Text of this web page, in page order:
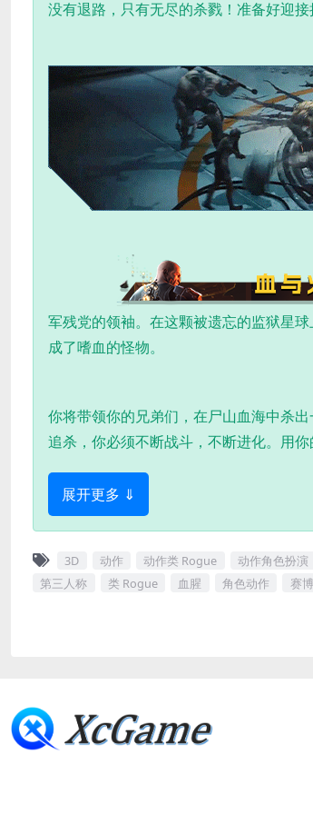
没有退路，只有无尽的杀戮！准备好迎接
军残党的领袖。在这颗被遗忘的监狱星
成了嗜血的怪物。
你将带领你的兄弟们，在尸山血海中杀
追杀，你必须不断战斗，不断进化。用
展开更多 ⇓
3D 动作 动作类 Rogue 动作角色扮演
第三人称
类 Rogue 血腥 角色动作 赛